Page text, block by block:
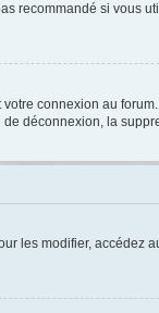
recommandé si vous
connexion au
déconnexion, la
les modifier, accédez